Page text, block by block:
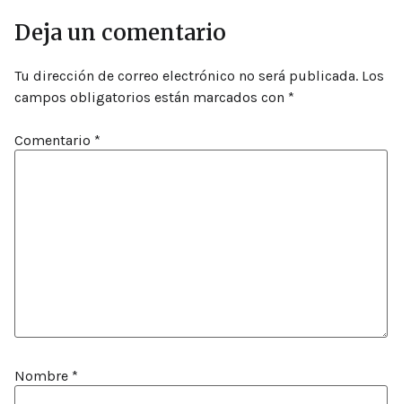
Deja un comentario
Tu dirección de correo electrónico no será publicada. Los
campos obligatorios están marcados con *
Comentario *
Nombre *